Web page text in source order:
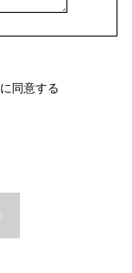
に同意する